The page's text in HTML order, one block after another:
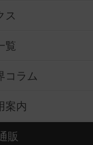
ス
覧
コラム
案内
販